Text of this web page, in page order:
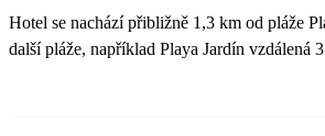
Hotel se nachází přibližně 1,3 km od pláže
další pláže, například Playa Jardín vzdálená